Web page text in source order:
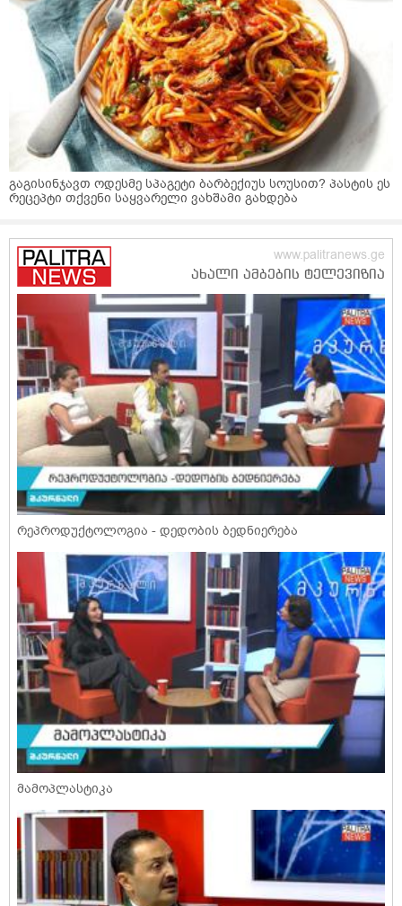
გაგისინჯავთ ოდესმე სპაგეტი ბარბექიუს სოუსით? პასტის ეს
რეცეპტი თქვენი საყვარელი ვახშამი გახდება
რეპროდუქტოლოგია - დედობის ბედნიერება
მამოპლასტიკა